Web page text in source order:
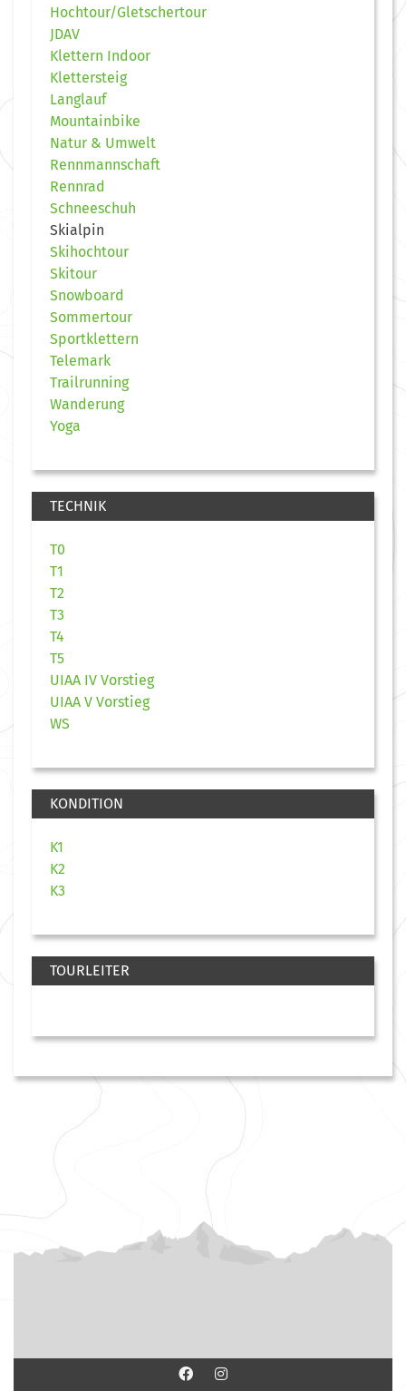
Hochtour/Gletschertour
JDAV
Klettern Indoor
Klettersteig
Langlauf
Mountainbike
Natur & Umwelt
Rennmannschaft
Rennrad
Schneeschuh
Skialpin
Skihochtour
Skitour
Snowboard
Sommertour
Sportklettern
Telemark
Trailrunning
Wanderung
Yoga
TECHNIK
T0
T1
T2
T3
T4
T5
UIAA IV Vorstieg
UIAA V Vorstieg
WS
KONDITION
K1
K2
K3
TOURLEITER